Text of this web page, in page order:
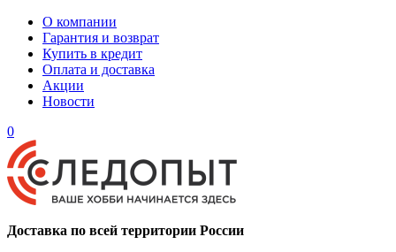
О компании
Гарантия и возврат
Купить в кредит
Оплата и доставка
Акции
Новости
0
Доставка по всей территории России